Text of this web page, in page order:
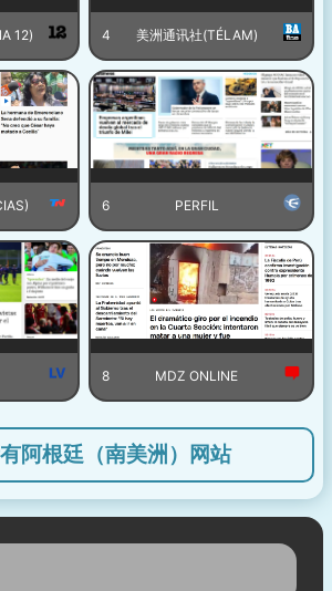
12) 4 美洲通讯社(TÉLAM)
6 PERFIL
8 MDZ ONLINE
阿根廷（南美洲）网站